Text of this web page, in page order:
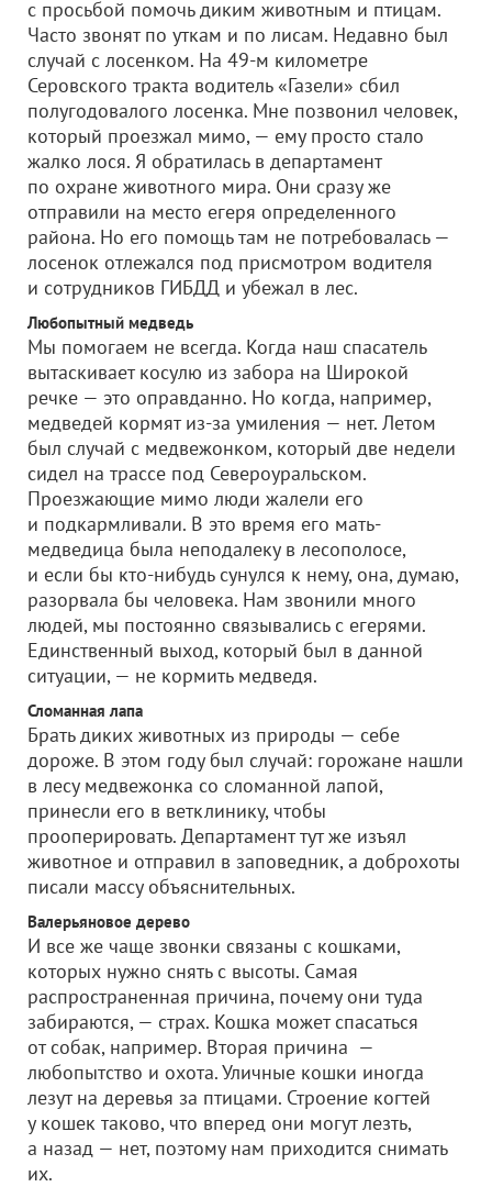
с просьбой помочь диким животным и птицам.
Часто звонят по уткам и по лисам. Недавно был
случай с лосенком. На 49-м километре
Серовского тракта водитель «Газели» сбил
полугодовалого лосенка. Мне позвонил человек,
который проезжал мимо, — ему просто стало
жалко лося. Я обратилась в департамент
по охране животного мира. Они сразу же
отправили на место егеря определенного
района. Но его помощь там не потребовалась —
лосенок отлежался под присмотром водителя
и сотрудников ГИБДД и убежал в лес.
Любопытный медведь
Мы помогаем не всегда. Когда наш спасатель
вытаскивает косулю из забора на Широкой
речке — это оправданно. Но когда, например,
медведей кормят из-за умиления — нет. Летом
был случай с медвежонком, который две недели
сидел на трассе под Североуральском.
Проезжающие мимо люди жалели его
и подкармливали. В это время его мать-
медведица была неподалеку в лесополосе,
и если бы кто-нибудь сунулся к нему, она, думаю,
разорвала бы человека. Нам звонили много
людей, мы постоянно связывались с егерями.
Единственный выход, который был в данной
ситуации, — не кормить медведя.
Сломанная лапа
Брать диких животных из природы — себе
дороже. В этом году был случай: горожане нашли
в лесу медвежонка со сломанной лапой,
принесли его в ветклинику, чтобы
прооперировать. Департамент тут же изъял
животное и отправил в заповедник, а доброхоты
писали массу объяснительных.
Валерьяновое дерево
И все же чаще звонки связаны с кошками,
которых нужно снять с высоты. Самая
распространенная причина, почему они туда
забираются, — страх. Кошка может спасаться
от собак, например. Вторая причина —
любопытство и охота. Уличные кошки иногда
лезут на деревья за птицами. Строение когтей
у кошек таково, что вперед они могут лезть,
а назад — нет, поэтому нам приходится снимать
их.